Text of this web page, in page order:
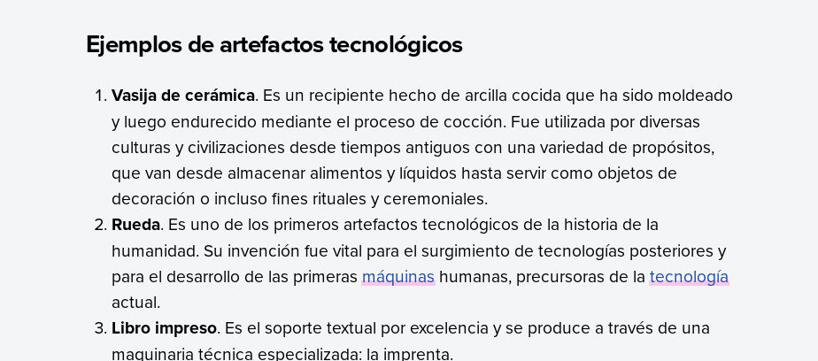
Ejemplos de artefactos tecnológicos
Vasija de cerámica. Es un recipiente hecho de arcilla cocida que ha sido moldeado
y luego endurecido mediante el proceso de cocción. Fue utilizada por diversas
culturas y civilizaciones desde tiempos antiguos con una variedad de propósitos,
que van desde almacenar alimentos y líquidos hasta servir como objetos de
decoración o incluso fines rituales y ceremoniales.
Rueda. Es uno de los primeros artefactos tecnológicos de la historia de la
humanidad. Su invención fue vital para el surgimiento de tecnologías posteriores y
para el desarrollo de las primerasmáquinashumanas, precursoras de latecnología
actual.
Libro impreso. Es el soporte textual por excelencia y se produce a través de una
maquinaria técnica especializada: la imprenta.